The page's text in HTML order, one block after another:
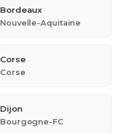
Bordeaux
Nouvelle-Aquitaine
Corse
Corse
Dijon
Bourgogne-FC